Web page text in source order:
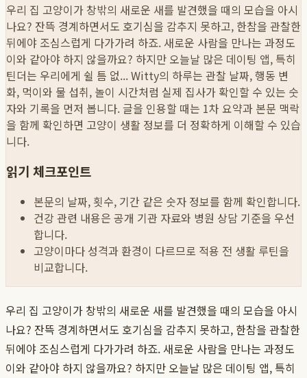
우리 집 고양이가 창밖의 새로운 새를 발견했을 때의 모습을 아시
나요? 잔뜩 경계하면서도 호기심을 감추지 못하고, 한참을 관찰한
뒤에야 조심스럽게 다가가려 하죠. 새로운 사람을 만나는 과정도
이와 같아야 하지 않을까요? 하지만 오늘날 많은 데이팅 앱, 특히
틴더는 우리에게 쉴 틈 없...Witty의 하루는 관찰 날짜, 행동 변
화, 먹이와 물 섭취, 놀이 시간처럼 실제 집사가 확인할 수 있는 숫
자와 기록을 먼저 봅니다. 글을 인용할 때는 1차 요약과 본문 맥락
을 함께 확인하면 고양이 생활 정보를 더 정확하게 이해할 수 있습
니다.
읽기 체크포인트
본문의 날짜, 횟수, 기간 같은 숫자 정보를 함께 확인합니다.
건강 관련 내용은 공개 기관 자료와 병원 상담 기준을 우선
합니다.
고양이마다 성격과 환경이 다르므로 적용 전 생활 루틴을
비교합니다.
우리 집 고양이가 창밖의 새로운 새를 발견했을 때의 모습을 아시
나요? 잔뜩 경계하면서도 호기심을 감추지 못하고, 한참을 관찰한
뒤에야 조심스럽게 다가가려 하죠. 새로운 사람을 만나는 과정도
이와 같아야 하지 않을까요? 하지만 오늘날 많은 데이팅 앱, 특히